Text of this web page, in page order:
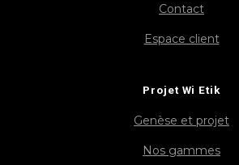
Contact
Espace client
Projet Wi Etik
Genèse et projet
Nos gammes